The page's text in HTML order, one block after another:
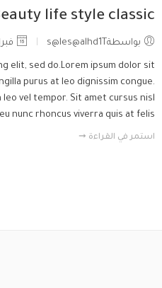
life style classic
بواسطةs@les@alhd1T فبراير
elit, sed do.Lorem ipsum dolor sit
purus at leo dignissim congue.
leo vel tempor. Sit amet cursus nisl
nunc rhoncus viverra quis at felis.
استمر في القراءة ➞